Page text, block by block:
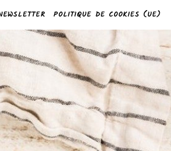
POLITIQUE DE COOKIES (UE)